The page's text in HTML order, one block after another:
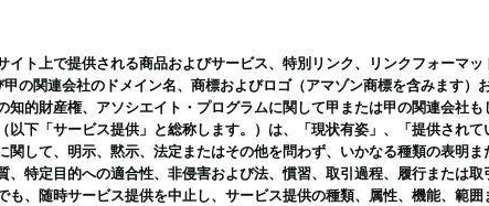
イト上で提供される商品およびサービス、特別リンク、リンクフォー
の関連会社のドメイン名、商標およびロゴ（アマゾン商標を含みます）
的財産権、アソシエイト・プログラムに関して甲または甲の関連会社
下「サービス提供」と総称します。）は、「現状有姿」、「提供され
して、明示、黙示、法定またはその他を問わず、いかなる種類の表明
特定目的への適合性、非侵害および法、慣習、取引過程、履行または取
、随時サービス提供を中止し、サービス提供の種類、属性、機能、範囲